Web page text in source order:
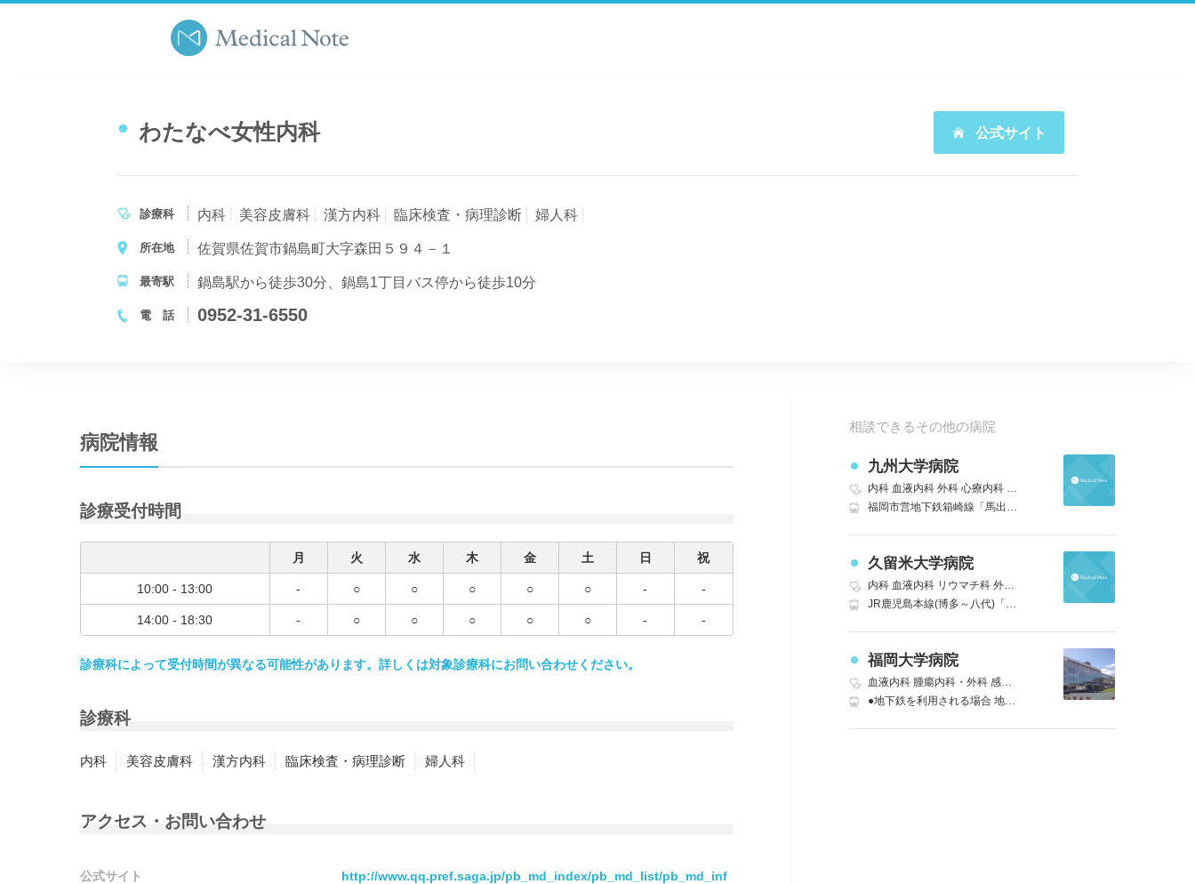
わたなべ女性内科 公式サイト
診療科 内科 美容皮膚科 漢方内科 臨床検査・病理診断 婦人科
所在地 佐賀県佐賀市鍋島町大字森田５９４－１
最寄駅 鍋島駅から徒歩30分、鍋島1丁目バス停から徒歩10分
電 話 0952-31-6550
病院情報
診療受付時間
月 火 水 木 金 土 日 祝
10:00 - 13:00 - ○ ○ ○ ○ ○ - -
14:00 - 18:30 - ○ ○ ○ ○ ○ - -
診療科によって受付時間が異なる可能性があります。詳しくは対象診療科にお問い合わせください。
診療科
内科 美容皮膚科 漢方内科 臨床検査・病理診断 婦人科
アクセス・お問い合わせ
公式サイト
http://www.qq.pref.saga.jp/pb_md_index/pb_md_list/pb_md_inf
相談できるその他の病院
九州大学病院
内科 血液内科 外科 心療内科 脳神経外科 呼吸器科
福岡市営地下鉄箱崎線「馬出九大病院前」 徒歩5分｜JR鹿児島本線(下関・門司港～博多)「吉塚」 徒歩15分
久留米大学病院
内科 血液内科 リウマチ科 外科 神経内科
JR鹿児島本線(博多～八代)「久留米」 車5分
福岡大学病院
血液内科 腫瘍内科・外科 感染症内科 腎臓内科・外科
●地下鉄を利用される場合 地下鉄七隈線「福大前」駅下車徒歩１分。 ●西鉄バスを利用される場合 「福大病院バス停」での下車となります。 ●自家用車を利用される場合 ・国道２０２号線バイパスを利用する場合 ※天神｜六本松方面から来院される方は｜国道２０２号線（別府橋通り）の中村大学前交差点を左折し｜七隈四ツ角を過ぎると右側に病院が見えてまいります。 ※福重｜原方面から来院される方は｜国道２０２号線（今宿新道）の荒江四ツ角を過ぎ｜国道２０２号線（別府橋通り）の中村大学前交差点を右折し｜七隈四ツ角を過ぎると右側に病院が見えてまいります。 ・国道２６３号線を利用する場合 ※西新｜荒江方面から来院される方は｜国道２６３線（早良街道）の野芥四ツ角を左折し｜県道４９号線を１．２ｋｍほど直進し福岡大学病院方面に向かい福大病院南口交差点を左折してください。 ※三ツ瀬｜曲淵方面から来院される方は｜国道２６３線（早良街道）の野芥四ツ角を右折し｜県道４９号線を１．２ｋｍほど直進し福岡大学病院方面に向かい福大病院南口交差点を左折してください。